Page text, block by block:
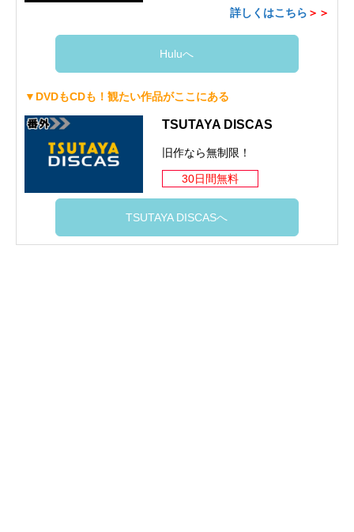
詳しくはこちら ＞＞
Huluへ
▼DVDもCDも！観たい作品がここにある
TSUTAYA DISCAS
旧作なら無制限！
30日間無料
TSUTAYA DISCASへ